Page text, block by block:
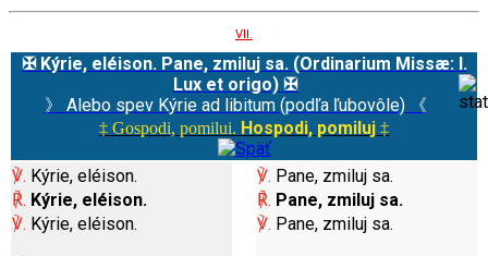
VII.
✠ Kýrie, eléison. Pane, zmiluj sa. (Ordinarium Missæ: I.
Lux et origo) ✠
》 Alebo spev Kýrie ad libitum (podľa ľubovôle) 《
‡ Gospodi, pomilui. Hospodi, pomiluj ‡
℣. Kýrie, eléison.
℟. Kýrie, eléison.
℣. Kýrie, eléison.
℣. Pane, zmiluj sa.
℟. Pane, zmiluj sa.
℣. Pane, zmiluj sa.